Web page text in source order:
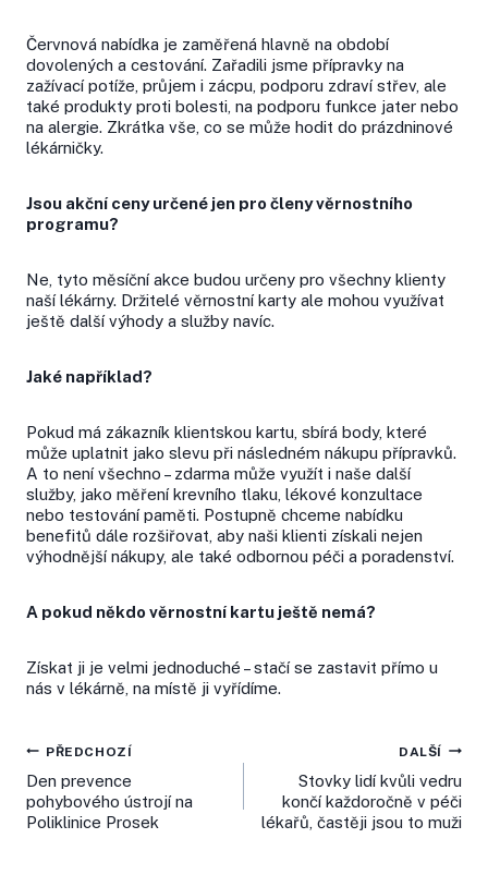
Červnová nabídka je zaměřená hlavně na období
dovolených a cestování. Zařadili jsme přípravky na
zažívací potíže, průjem i zácpu, podporu zdraví střev, ale
také produkty proti bolesti, na podporu funkce jater nebo
na alergie. Zkrátka vše, co se může hodit do prázdninové
lékárničky.
Jsou akční ceny určené jen pro členy věrnostního
programu?
Ne, tyto měsíční akce budou určeny pro všechny klienty
naší lékárny. Držitelé věrnostní karty ale mohou využívat
ještě další výhody a služby navíc.
Jaké například?
Pokud má zákazník klientskou kartu, sbírá body, které
může uplatnit jako slevu při následném nákupu přípravků.
A to není všechno – zdarma může využít i naše další
služby, jako měření krevního tlaku, lékové konzultace
nebo testování paměti. Postupně chceme nabídku
benefitů dále rozšiřovat, aby naši klienti získali nejen
výhodnější nákupy, ale také odbornou péči a poradenství.
A pokud někdo věrnostní kartu ještě nemá?
Získat ji je velmi jednoduché – stačí se zastavit přímo u
nás v lékárně, na místě ji vyřídíme.
Navigace
pro
PŘEDCHOZÍ
Den prevence
pohybového ústrojí na
Poliklinice Prosek
DALŠÍ
Stovky lidí kvůli vedru
končí každoročně v péči
lékařů, častěji jsou to muži